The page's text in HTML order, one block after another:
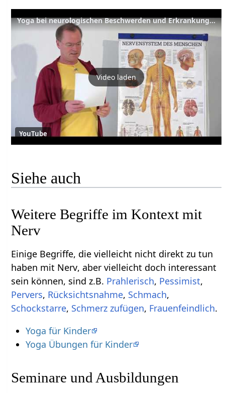
Yoga bei neurologischen Beschwerden und Erkrankungen des Nervensystems - Yoga hilft
Video laden
YouTube
Siehe auch
Weitere Begriffe im Kontext mit
Einige Begriffe, die vielleicht nicht direkt zu tun
haben mit Nerv‏‎, aber vielleicht doch interessant
sein können, sind z.B.
,
,
, ,
,
, , Frauenfeindlich.
Yoga für Kinder
Yoga Übungen für Kinder
Seminare und Ausbildungen